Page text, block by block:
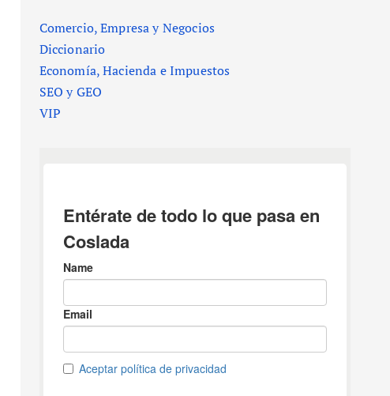
Comercio, Empresa y Negocios
Diccionario
Economía, Hacienda e Impuestos
SEO y GEO
VIP